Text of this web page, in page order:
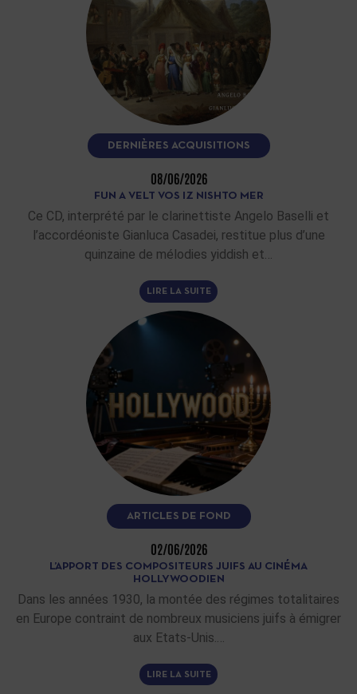
DERNIÈRES ACQUISITIONS
08/06/2026
FUN A VELT VOS IZ NISHTO MER
Ce CD, interprété par le clarinettiste Angelo Baselli et
l’accordéoniste Gianluca Casadei, restitue plus d’une
quinzaine de mélodies yiddish et…
LIRE LA SUITE
ARTICLES DE FOND
02/06/2026
L’APPORT DES COMPOSITEURS JUIFS AU CINÉMA
HOLLYWOODIEN
Dans les années 1930, la montée des régimes totalitaires
en Europe contraint de nombreux musiciens juifs à émigrer
aux Etats-Unis.…
LIRE LA SUITE